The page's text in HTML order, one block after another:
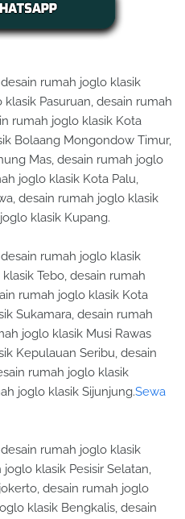
rumah joglo klasik
Pasuruan, desain rumah
rumah joglo klasik Kota
Bolaang Mongondow Timur,
Mas, desain rumah joglo
joglo klasik Kota Palu,
desain rumah joglo klasik
klasik Kupang.
rumah joglo klasik
Tebo, desain rumah
rumah joglo klasik Kota
Sukamara, desain rumah
joglo klasik Musi Rawas
Kepulauan Seribu, desain
rumah joglo klasik
joglo klasik Sijunjung.Sewa
rumah joglo klasik
klasik Pesisir Selatan,
desain rumah joglo
klasik Bengkalis, desain